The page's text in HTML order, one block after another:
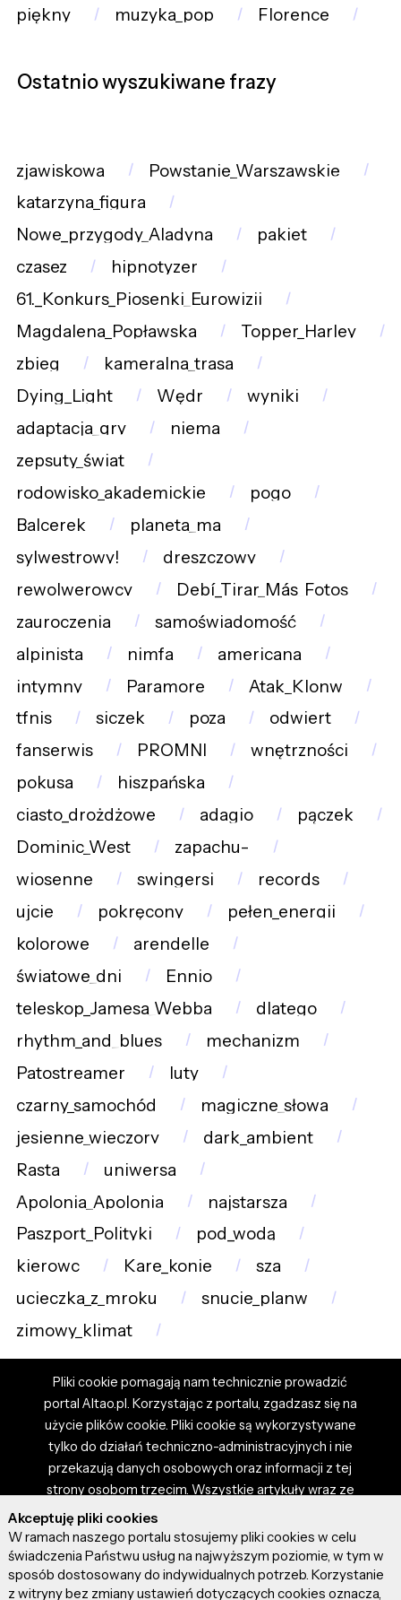
piękny
muzyka_pop Florence
Ostatnio wyszukiwane frazy
zjawiskowa
Powstanie_Warszawskie
katarzyna_figura
Nowe_przygody_Aladyna
pakiet
czasez
hipnotyzer
61._Konkurs_Piosenki_Eurowizji
Magdalena_Popławska
Topper_Harley
zbieg
kameralna_trasa
Dying_Light
Wędr
wyniki
adaptacja_gry
niema
zepsuty_świat
rodowisko_akademickie
pogo
Balcerek
planeta_ma
sylwestrowy!
dreszczowy
rewolwerowcy
Debí_Tirar_Más_Fotos
zauroczenia
samoświadomość
alpinista
nimfa
americana
intymny
Paramore
Atak_Klonw
tfnis
siczek poza
odwiert
fanserwis
PROMNI
wnętrzności
pokusa
hiszpańska
ciasto_drożdżowe
adagio
pączek
Dominic_West
zapachu-
wiosenne
swingersi
records
ujcie
pokręcony
pełen_energii
kolorowe
arendelle
światowe_dni
Ennio
teleskop_Jamesa_Webba
dlatego
rhythm_and_blues
mechanizm
Patostreamer
luty
czarny_samochód
magiczne_słowa
jesienne_wieczory
dark_ambient
Rasta
uniwersa
Apolonia_Apolonia
najstarsza
Paszport_Polityki
pod_wodą
kierowc
Kare_konie
sza
ucieczka_z_mroku
snucie_planw
zimowy_klimat
Pliki cookie pomagają nam technicznie prowadzić
portal Altao.pl. Korzystając z portalu, zgadzasz się na
użycie plików cookie. Pliki cookie są wykorzystywane
tylko do działań techniczno-administracyjnych i nie
przekazują danych osobowych oraz informacji z tej
strony osobom trzecim. Wszystkie artykuły wraz ze
zdjęciami i materiałami dostępnymi na portalu są
własnością użytkowników. Administrator i właściciel
portalu nie ponosi odpowiedzialności za tresci
prezentowane przez autorów artykułów. Dodając
Akceptuję pliki cookies
W ramach naszego portalu stosujemy pliki cookies w celu
świadczenia Państwu usług na najwyższym poziomie, w tym w
sposób dostosowany do indywidualnych potrzeb. Korzystanie
z witryny bez zmiany ustawień dotyczących cookies oznacza,